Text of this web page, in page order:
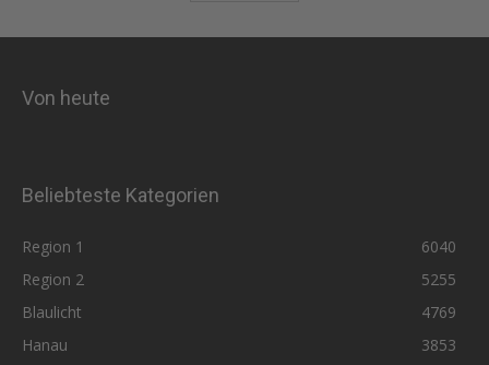
Von heute
Beliebteste Kategorien
Region 1
6040
Region 2
5255
Blaulicht
4769
Hanau
3853